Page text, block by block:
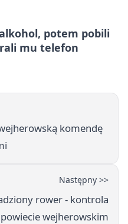
potem pobili
mu telefon
komendę
Następny >>
rower - kontrola
wejherowskim